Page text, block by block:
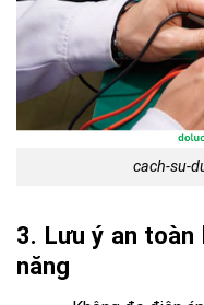
cach-su-
3. Lưu ý an toàn
năng